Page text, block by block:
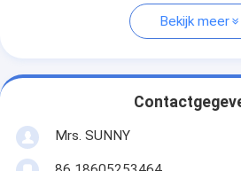
Bekijk meer
Mrs. SUNNY